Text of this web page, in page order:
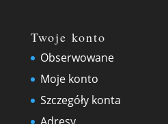
Twoje konto
Obserwowane
Moje konto
Szczegóły konta